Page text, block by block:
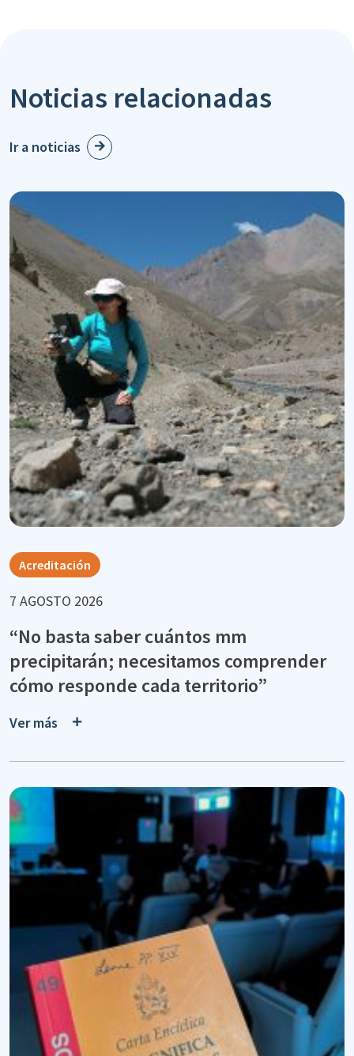
Noticias relacionadas
Ir a noticias
Acreditación
7 AGOSTO 2026
“No basta saber cuántos mm
precipitarán; necesitamos comprender
cómo responde cada territorio”
Ver más